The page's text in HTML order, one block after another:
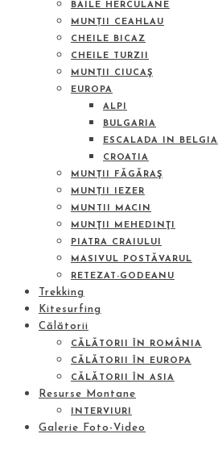
BAILE HERCULANE
MUNȚII CEAHLAU
CHEILE BICAZ
CHEILE TURZII
MUNȚII CIUCAŞ
EUROPA
ALPI
BULGARIA
ESCALADA IN BELGIA
CROATIA
MUNȚII FĂGĂRAŞ
MUNȚII IEZER
MUNTII MACIN
MUNŢII MEHEDINŢI
PIATRA CRAIULUI
MASIVUL POSTĂVARUL
RETEZAT-GODEANU
Trekking
Kitesurfing
Călătorii
CĂLĂTORII ÎN ROMÂNIA
CĂLĂTORII ÎN EUROPA
CĂLĂTORII ÎN ASIA
Resurse Montane
INTERVIURI
Galerie Foto-Video